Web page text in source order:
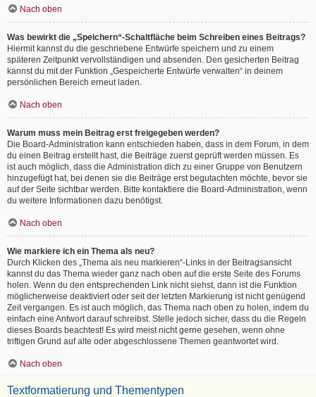
Nach oben
Was bewirkt die „Speichern“-Schaltfläche beim Schreiben eines Beitrags?
Hiermit kannst du die geschriebene Entwürfe speichern und zu einem
späteren Zeitpunkt vervollständigen und absenden. Den gesicherten Beitrag
kannst du mit der Funktion „Gespeicherte Entwürfe verwalten“ in deinem
persönlichen Bereich erneut laden.
Nach oben
Warum muss mein Beitrag erst freigegeben werden?
Die Board-Administration kann entschieden haben, dass in dem Forum, in dem
du einen Beitrag erstellt hast, die Beiträge zuerst geprüft werden müssen. Es
ist auch möglich, dass die Administration dich zu einer Gruppe von Benutzern
hinzugefügt hat, bei denen sie die Beiträge erst begutachten möchte, bevor sie
auf der Seite sichtbar werden. Bitte kontaktiere die Board-Administration, wenn
du weitere Informationen dazu benötigst.
Nach oben
Wie markiere ich ein Thema als neu?
Durch Klicken des „Thema als neu markieren“-Links in der Beitragsansicht
kannst du das Thema wieder ganz nach oben auf die erste Seite des Forums
holen. Wenn du den entsprechenden Link nicht siehst, dann ist die Funktion
möglicherweise deaktiviert oder seit der letzten Markierung ist nicht genügend
Zeit vergangen. Es ist auch möglich, das Thema nach oben zu holen, indem du
einfach eine Antwort darauf schreibst. Stelle jedoch sicher, dass du die Regeln
dieses Boards beachtest! Es wird meist nicht gerne gesehen, wenn ohne
triftigen Grund auf alte oder abgeschlossene Themen geantwortet wird.
Nach oben
Textformatierung und Thementypen